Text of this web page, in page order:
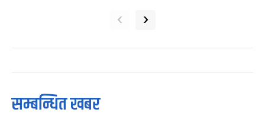
‹ ›
सम्बन्धित खबर